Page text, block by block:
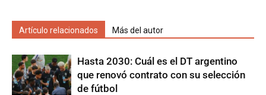
Artículo relacionados Más del autor
Hasta 2030: Cuál es el DT argentino
que renovó contrato con su selección
de fútbol